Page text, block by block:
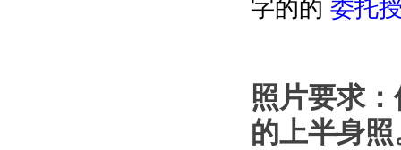
字的的 委托
照片要求
的上半身照